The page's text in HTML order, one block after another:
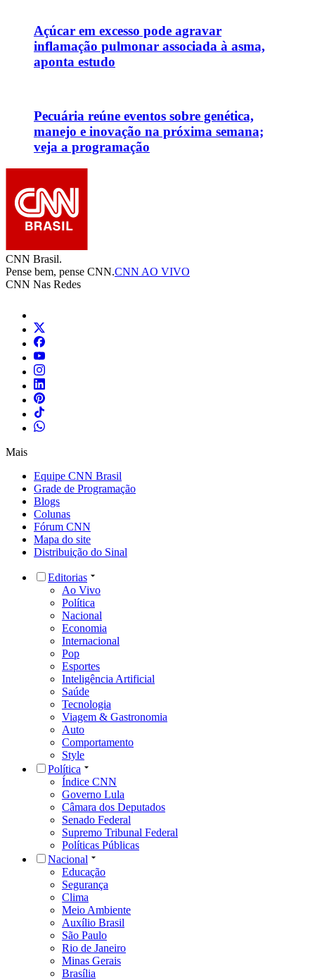
Açúcar em excesso pode agravar
inflamação pulmonar associada à asma,
aponta estudo
Pecuária reúne eventos sobre genética,
manejo e inovação na próxima semana;
veja a programação
CNN Brasil.
Pense bem, pense CNN.CNN AO VIVO
CNN Nas Redes
Mais
Equipe CNN Brasil
Grade de Programação
Blogs
Colunas
Fórum CNN
Mapa do site
Distribuição do Sinal
Editorias
Ao Vivo
Política
Nacional
Economia
Internacional
Pop
Esportes
Inteligência Artificial
Saúde
Tecnologia
Viagem & Gastronomia
Auto
Comportamento
Style
Política
Índice CNN
Governo Lula
Câmara dos Deputados
Senado Federal
Supremo Tribunal Federal
Políticas Públicas
Nacional
Educação
Segurança
Clima
Meio Ambiente
Auxílio Brasil
São Paulo
Rio de Janeiro
Minas Gerais
Brasília